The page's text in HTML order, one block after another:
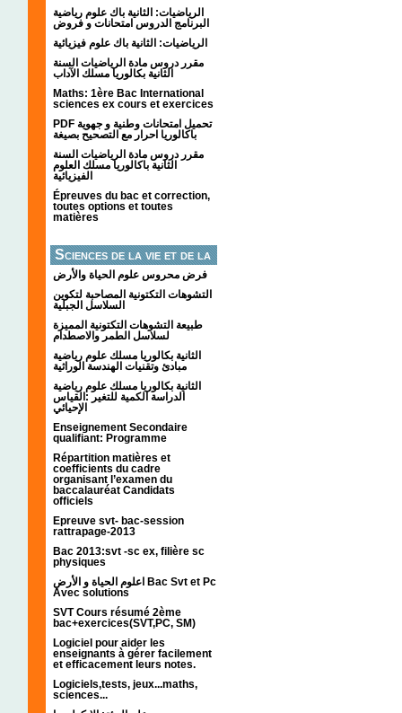
الرياضيات: الثانية باك علوم رياضية
البرنامج الدروس امتحانات و فروض
الرياضيات: الثانية باك علوم فيزيائية
مقرر دروس مادة الرياضيات السنة
الثانية بكالوريا مسلك الآداب
Maths: 1ère Bac International
sciences ex cours et exercices
PDF تحميل امتحانات وطنية و جهوية
باكالوريا احرار مع التصحيح بصيغة
مقرر دروس مادة الرياضيات السنة
الثانية باكالوريا مسلك العلوم
الفيزيائية
Épreuves du bac et correction,
toutes options et toutes
matières
Sciences de la vie et de la
terre
فرض محروس علوم الحياة والأرض
التشوهات التكتونیة المصاحبة لتكوین
السلاسل الجبلیة
طبيعة التشوهات التكتونية المميزة
لسلاسل الطمر والاصطدام
الثانية بكالوريا مسلك علوم رياضية
مبادئ وتقنيات الهندسة الوراثية
الثانية بكالوريا مسلك علوم رياضية
الدراسة الكمية للتغير :القياس
الإحيائي
Enseignement Secondaire
qualifiant: Programme
Répartition matières et
coefficients du cadre
organisant l’examen du
baccalauréat Candidats
officiels
Epreuve svt- bac-session
rattrapage-2013
Bac 2013:svt -sc ex, filière sc
physiques
اعلوم الحياة و الأرض Bac Svt et Pc
Avec solutions
SVT Cours résumé 2ème
bac+exercices(SVT,PC, SM)
Logiciel pour aider les
enseignants à gérer facilement
et efficacement leurs notes.
Logiciels,tests, jeux...maths,
sciences...